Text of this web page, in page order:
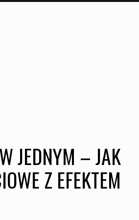
JEDNYM – JAK
Z EFEKTEM